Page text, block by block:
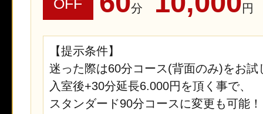
分 円
【提示条件】
迷った際は60分コース(背面のみ)をお試
入室後+30分延長6.000円を頂く事で、
スタンダード90分コースに変更も可能！